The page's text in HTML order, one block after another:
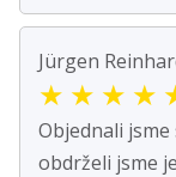
Jürgen
★ ★ ★ ★
Objednali
obdrželi jsme